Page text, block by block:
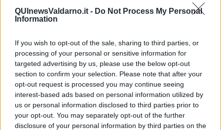
QUInewsValdarno.it - Do Not Process My Personal
Information
If you wish to opt-out of the sale, sharing to third parties, or
processing of your personal or sensitive information for
targeted advertising by us, please use the below opt-out
section to confirm your selection. Please note that after your
opt-out request is processed you may continue seeing
interest-based ads based on personal information utilized by
us or personal information disclosed to third parties prior to
your opt-out. You may separately opt-out of the further
disclosure of your personal information by third parties on the
antisemita di Max. Avviene così che Itzig, portato al cospetto di
Jankl Schwarz, capo del gruppo terroristicoSchwarz,diventa un
membro attivo nella lotta terroristico- militare contro l’esercito
Ad un certo punto Max decide di confessare le sue colpe per
liberare la propria coscienza, ma soprattutto per poter continuare a
vivere la sola identità ebraica, ma, una volta constatato che non c’è
alcuna possibilità di giustizia umana, non gli resta che continuare a
vivere e a convivere con le sue due anime fino al giudizio finale,
quando farà l’amara scoperta che non esiste nemmeno la giustizia
divina.
Adolfo Santoro